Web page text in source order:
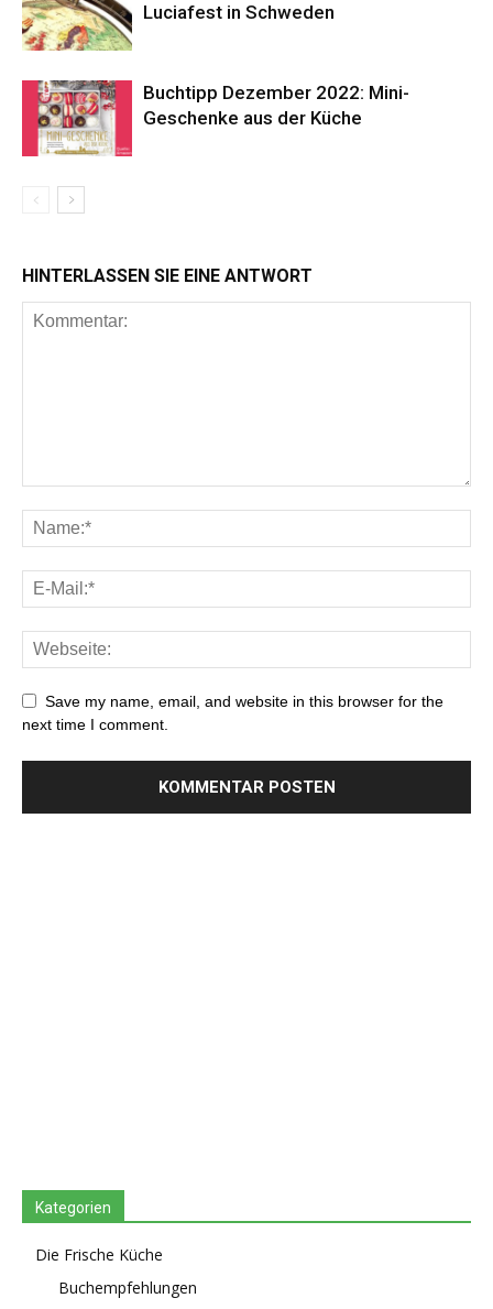
Luciafest in Schweden
Buchtipp Dezember 2022: Mini-
Geschenke aus der Küche
HINTERLASSEN SIE EINE ANTWORT
Save my name, email, and website in this browser for the
next time I comment.
Kategorien
Die Frische Küche
Buchempfehlungen